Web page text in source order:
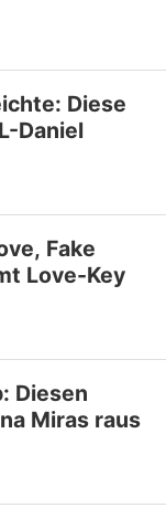
Diese
Daniel
Fake
Love-Key
Diesen
Miras raus